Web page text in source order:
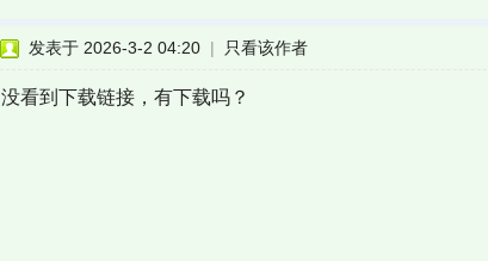
发表于 2026-3-2 04:20 | 只看该作者
没看到下载链接，有下载吗？